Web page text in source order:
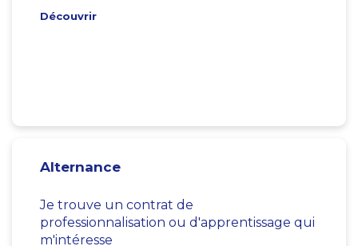
Découvrir
Alternance
Je trouve un contrat de
professionnalisation ou d'apprentissage qui
m'intéresse